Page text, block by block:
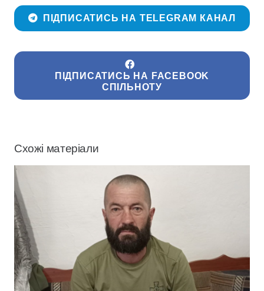
ПІДПИСАТИСЬ НА TELEGRAM КАНАЛ
ПІДПИСАТИСЬ НА FACEBOOK
СПІЛЬНОТУ
Схожі матеріали